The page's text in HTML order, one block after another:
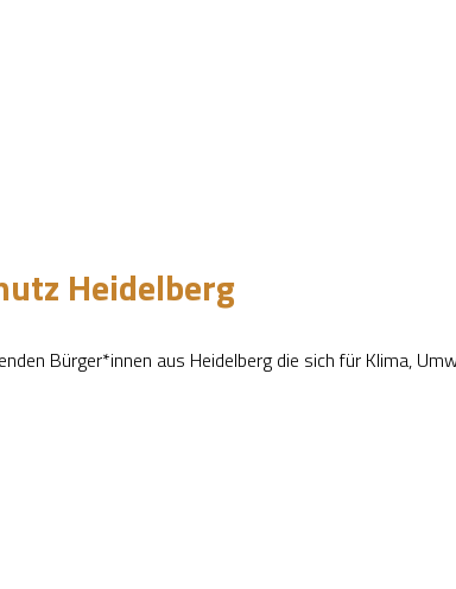
Heidelberg
Bürger*innen aus Heidelberg die sich für Klima,